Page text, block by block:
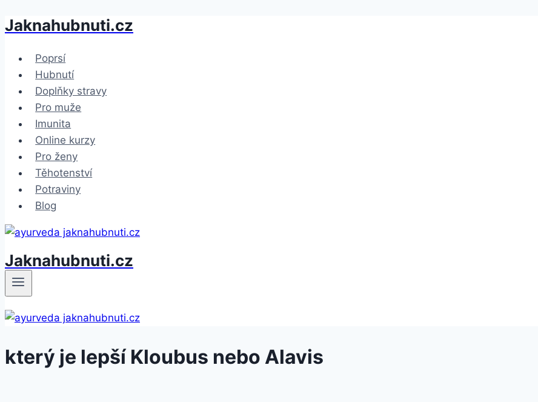
Přeskočit
obsah
Jaknahubnuti.cz
Poprsí
Hubnutí
Doplňky stravy
Pro muže
Imunita
Online kurzy
Pro ženy
Těhotenství
Potraviny
Blog
Jaknahubnuti.cz
který je lepší Kloubus nebo Alavis